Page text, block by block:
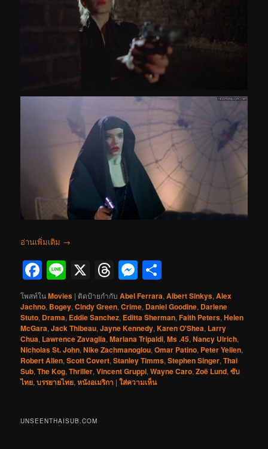
อ่านเพิ่มเติม →
Facebook
Line
X Threads
Messenger
โพสท์ในMovies | ติดป้ายกำกับ Abel Ferrara,Albert Sinkys,Alex
Jachno, Bogey,Cindy Green,Crime, Daniel Goodine, Darlene
Stuto, Drama, Eddie Sanchez, Editta Sherman,Faith Peters,Helen
McGara,Jack Thibeau,Jayne Kennedy,Karen O'Shea, Larry
Chua, Lawrence Zavaglia,Mariana Tripaldi,Ms .45,Nancy Ulrich,
Nicholas St. John,Nike Zachmanoglou,Omar Patino, Peter Yellen,
Robert Allen,Scott Covert,Stanley Timms,Stephen Singer,Thai
Sub,The Kog,Thriller,Vincent Gruppi,Wayne Caro,Zoë Lund,ซับ
ไทย,บรรยายไทย,หนังอเมริกา |ใส่ความเห็น
UNSEENTHAISUB.COM